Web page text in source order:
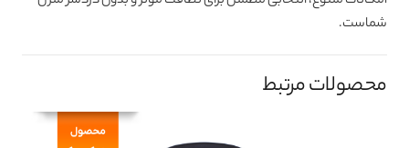
شماست.
محصولات مرتبط